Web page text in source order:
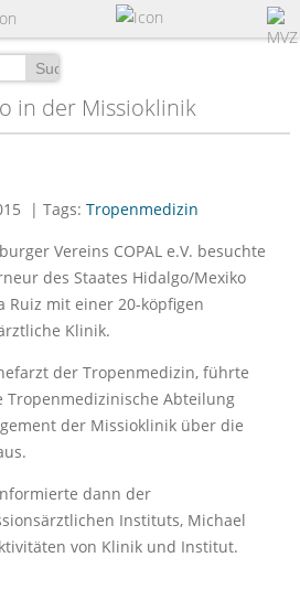
in der Missioklinik
| Tags:Tropenmedizin
Vereins COPAL e.V. besuchte
des Staates Hidalgo/Mexiko
Ruiz mit einer 20-köpfigen
Klinik.
der Tropenmedizin, führte
Tropenmedizinische Abteilung
der Missioklinik über die
dann der
Instituts, Michael
von Klinik und Institut.